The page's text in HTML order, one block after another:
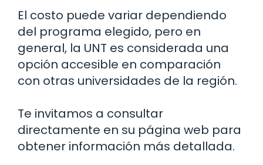
El costo puede variar dependiendo
del programa elegido, pero en
general, la UNT es considerada una
opción accesible en comparación
con otras universidades de la región.
Te invitamos a consultar
directamente en su página web para
obtener información más detallada.